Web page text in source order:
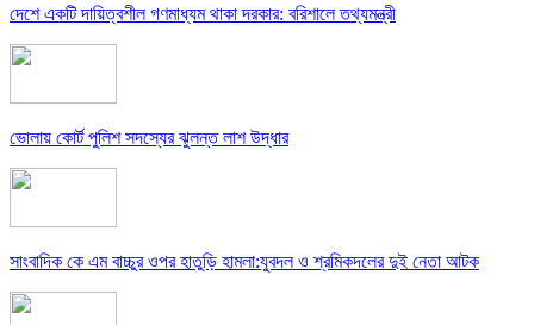
দেশে একটি দায়িত্বশীল গণমাধ্যম থাকা দরকার: বরিশালে তথ্যমন্ত্রী
ভোলায় কোর্ট পুলিশ সদস্যের ঝুলন্ত লাশ উদ্ধার
সাংবাদিক কে এম বাচ্চুর ওপর হাতুড়ি হামলা:যুবদল ও শ্রমিকদলের দুই নেতা আটক